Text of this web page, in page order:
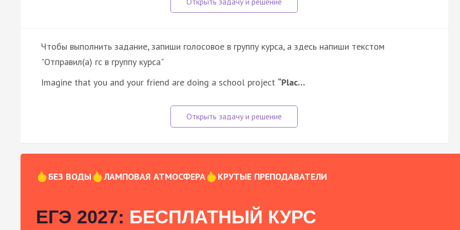
Чтобы выполнить задание, запиши голосовое в группу курса, а здесь напиши текстом
"Отправил(а) гс в группу курса"
Imagine that you and your friend are doing a school project “Plac…
БЕЗ ВОДЫ ЛАМПОВАЯ АТМОСФЕРА КРУТЫЕ ПРЕПОДАВАТЕЛИ
ЕГЭ 2027: БЕСПЛАТНЫЙ КУРС